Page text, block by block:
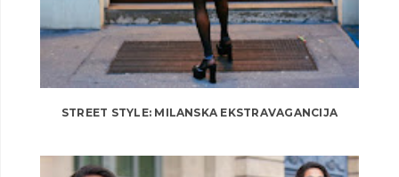
STREET STYLE: MILANSKA EKSTRAVAGANCIJA